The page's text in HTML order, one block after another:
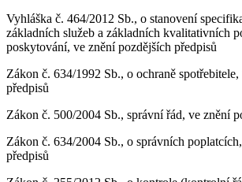
Vyhláška č. 464/2012 Sb., o stanovení
základních služeb a základních kvalitativních
poskytování, ve znění pozdějších předpisů
Zákon č. 634/1992 Sb., o ochraně
předpisů
Zákon č. 500/2004 Sb., správní řád, ve znění
Zákon č. 634/2004 Sb., o správních
předpisů